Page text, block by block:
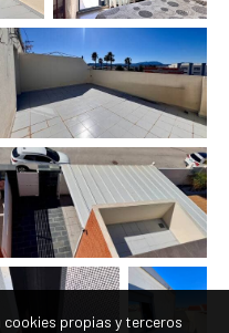
cookies propias y terceros